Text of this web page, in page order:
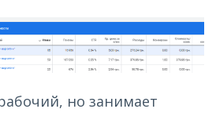
но занимает